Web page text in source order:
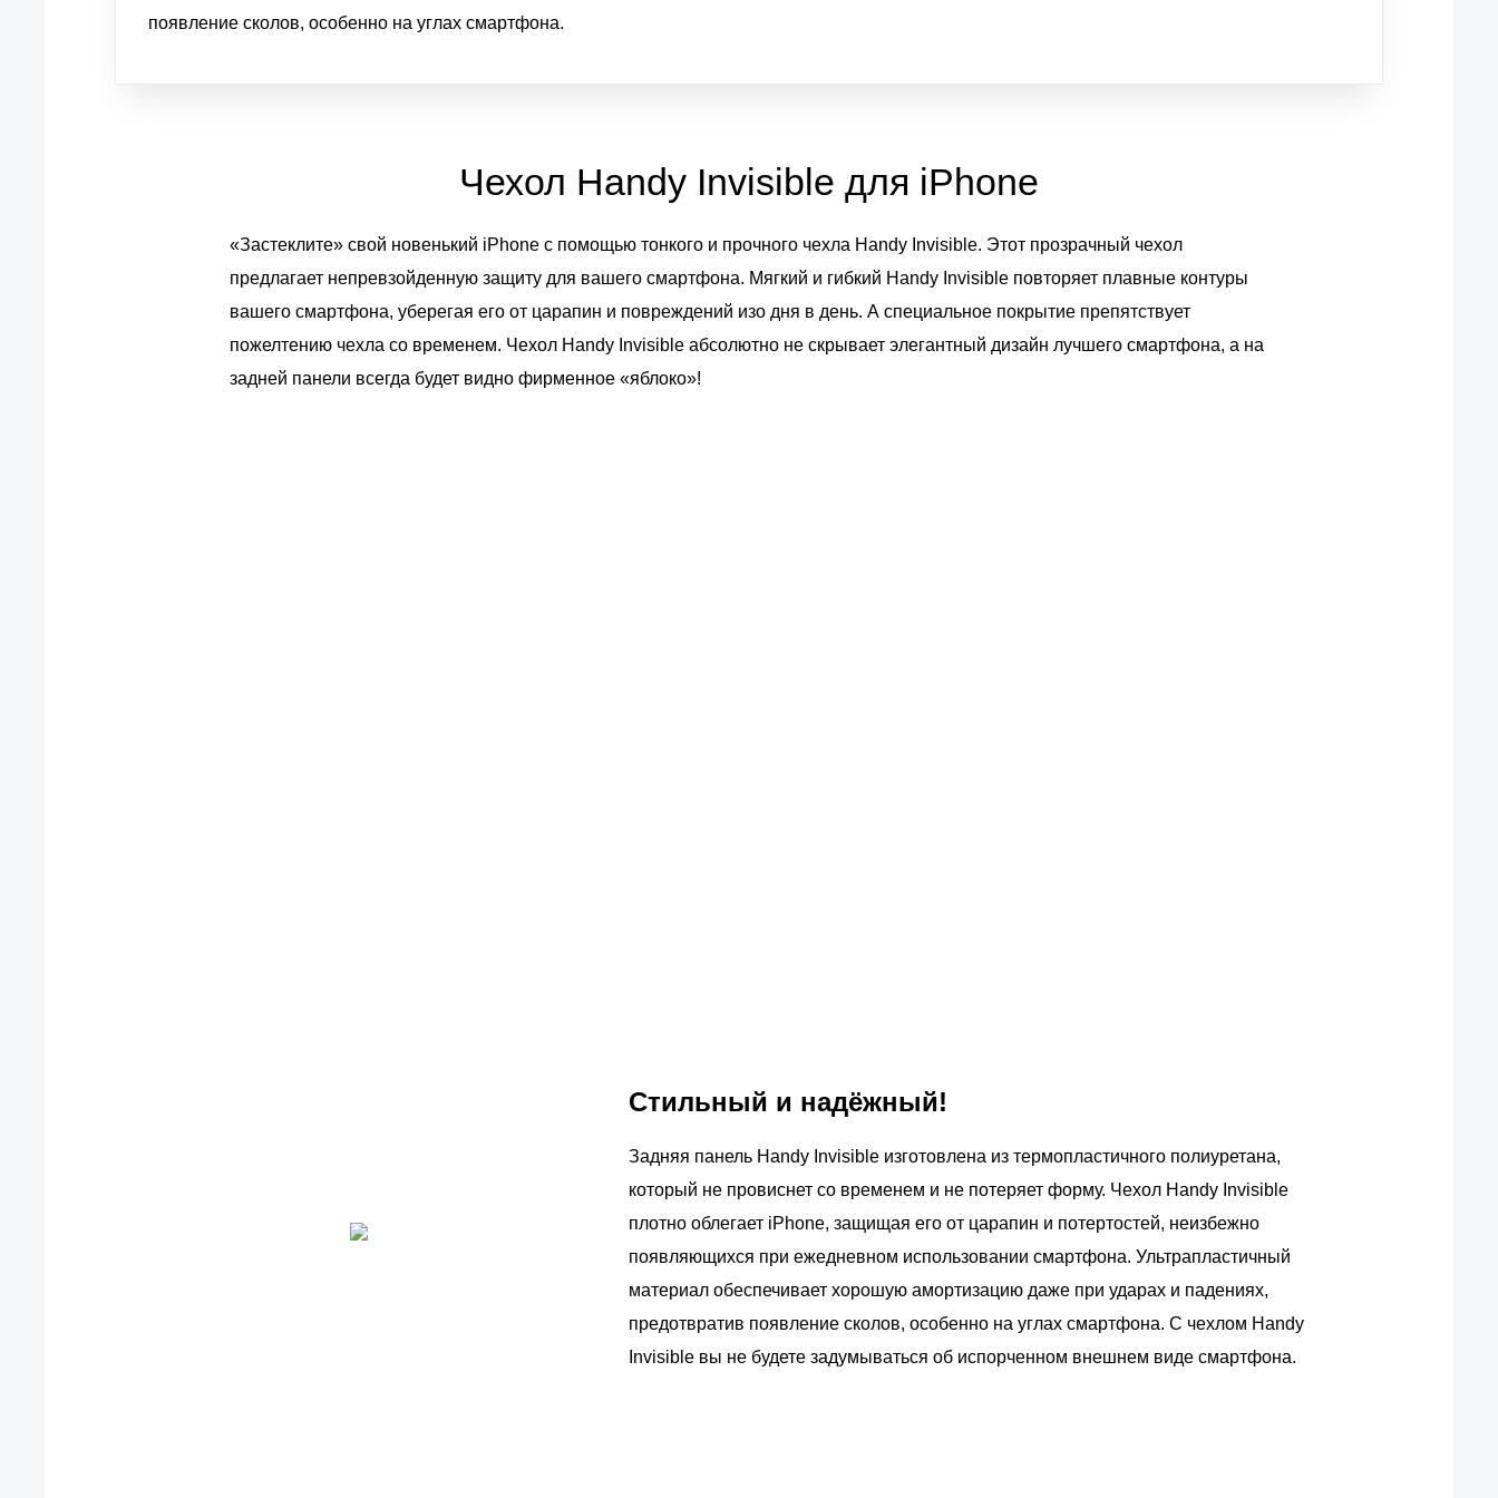
появление сколов, особенно на углах смартфона.
Чехол Handy Invisible для iPhone
«Застеклите» свой новенький iPhone с помощью тонкого и прочного чехла Handy Invisible. Этот прозрачный чехол
предлагает непревзойденную защиту для вашего смартфона. Мягкий и гибкий Handy Invisible повторяет плавные контуры
вашего смартфона, уберегая его от царапин и повреждений изо дня в день. А специальное покрытие препятствует
пожелтению чехла со временем. Чехол Handy Invisible абсолютно не скрывает элегантный дизайн лучшего смартфона, а на
задней панели всегда будет видно фирменное «яблоко»!
Стильный и надёжный!
Задняя панель Handy Invisible изготовлена из термопластичного полиуретана,
который не провиснет со временем и не потеряет форму. Чехол Handy Invisible
плотно облегает iPhone, защищая его от царапин и потертостей, неизбежно
появляющихся при ежедневном использовании смартфона. Ультрапластичный
материал обеспечивает хорошую амортизацию даже при ударах и падениях,
предотвратив появление сколов, особенно на углах смартфона. С чехлом Handy
Invisible вы не будете задумываться об испорченном внешнем виде смартфона.